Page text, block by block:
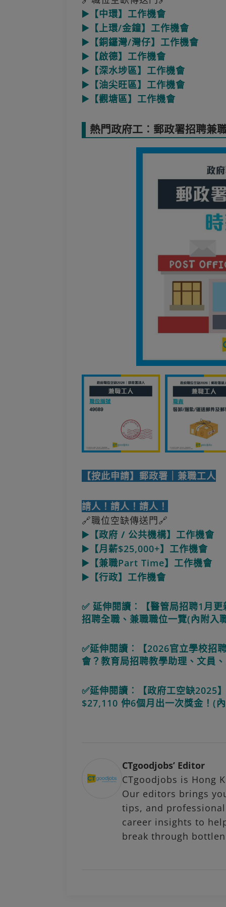
▶️【中環】工作機會
▶️【上環/金鐘】工作機會
▶️【銅鑼灣/灣仔】工作機會
▶️【啟德】工作機會
▶️【深水埗區】工作機會
▶️【油尖旺區】工作機會
▶️【觀塘區】工作機會
熱門政府工︰郵政署招聘兼
【按此申請】郵政署｜兼職工人
請人！請人！請人！
🔗職位空缺傳送門🔗
▶️【政府 / 公共機構】工作機會
▶️【月薪$25,000+】工作機會
▶️【兼職Part Time】工作機會
▶️【行政】工作機會
✅ 延伸閱讀︰【醫管局招聘1月
招聘全職、兼職職位一覽(內附入
✅延伸閱讀︰【2026官立學校招
會？教育局招聘教學助理、文員
✅延伸閱讀︰【政府工空缺2025
$27,110 仲6個月出一次獎金！(
CTgoodjobs’ Editor
CTgoodjobs is Hong
Our editors brings
tips, and
career insights to
break through